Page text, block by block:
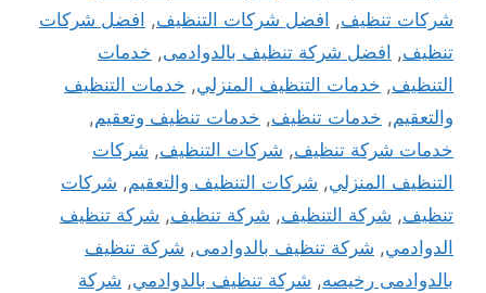
شركات تنظيف, افضل شركات التنظيف, افضل شركات
تنظيف, افضل شركة تنظيف بالدوادمى, خدمات
التنظيف, خدمات التنظيف المنزلي, خدمات التنظيف
والتعقيم, خدمات تنظيف, خدمات تنظيف وتعقيم,
خدمات شركة تنظيف, شركات التنظيف, شركات
التنظيف المنزلي, شركات التنظيف والتعقيم, شركات
تنظيف, شركة التنظيف, شركة تنظيف, شركة تنظيف
الدوادمي, شركة تنظيف بالدوادمى, شركة تنظيف
بالدوادمى رخيصه, شركة تنظيف بالدوادمي, شركة